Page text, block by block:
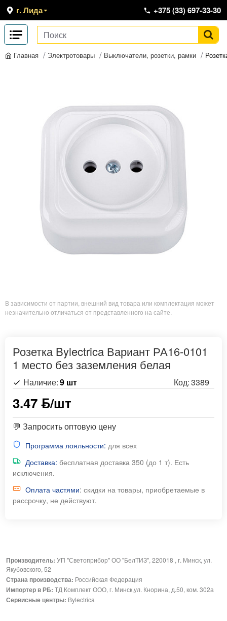
г. Лида +375 (33) 697-33-30
Главная Электротовары Выключатели, розетки, рамки
В зависимости от партии, внешний вид товара или комплектация может
незначительно отличаться от представленного на сайте.
Розетка Bylectrica Вариант РА16-0101
1 место без заземления белая
3.47 ƃ/шт
Наличие:9 шт Код:3389
💬 Запросить оптовую цену
Программа лояльности: для всех
Доставка: бесплатная доставка 350 (до 1 т). Есть
исключения.
Оплата частями: скидки на товары, приобретаемые в
рассрочку, не действуют.
Производитель: УП "Светоприбор" ОО "БелТИЗ", 220018 , г. Минск, ул.
Якубовского, 52
Страна производства: Российская Федерация
Импортер в РБ: ТД Комплект ООО, г. Минск,ул. Кнорина, д.50, ком. 302а
Сервисные центры: Bylectrica